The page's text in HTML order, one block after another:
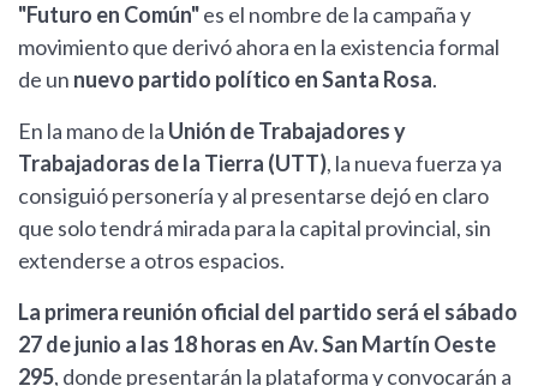
"Futuro en Común"es el nombre de la campaña y
movimiento que derivó ahora en la existencia formal
de un nuevo partido político en Santa Rosa.
En la mano de la Unión de Trabajadores y
Trabajadoras de la Tierra (UTT), la nueva fuerza ya
consiguió personería y al presentarse dejó en claro
que solo tendrá mirada para la capital provincial, sin
extenderse a otros espacios.
La primera reunión oficial del partido será el sábado
27 de junio a las 18 horas en Av. San Martín Oeste
295, donde presentarán la plataforma y convocarán a